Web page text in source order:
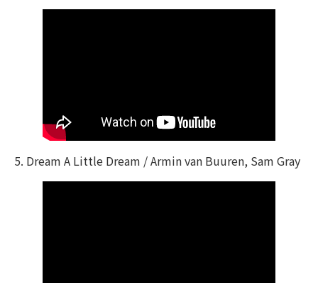
5. Dream A Little Dream / Armin van Buuren, Sam Gray